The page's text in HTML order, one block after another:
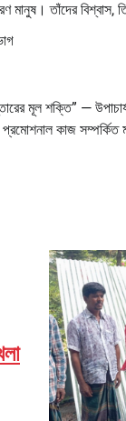
মানুষ। তাঁদের
মূল শক্তি” —
প্রমোশনাল কাজ সম্পর্কিত